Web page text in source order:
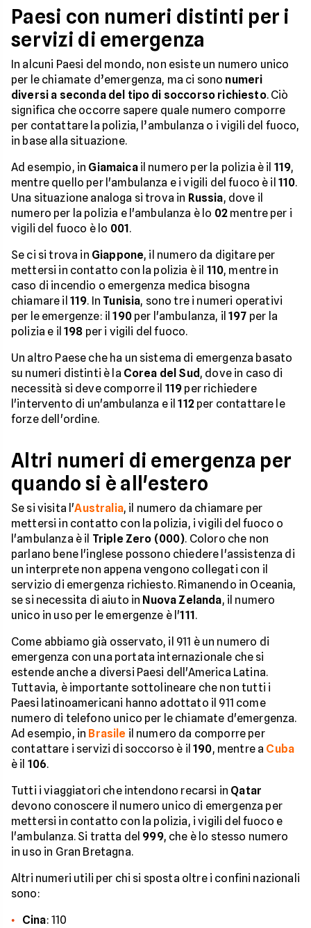
Paesi con numeri distinti per i
servizi di emergenza
In alcuni Paesi del mondo, non esiste un numero unico
per le chiamate d’emergenza, ma ci sono numeri
diversi a seconda del tipo di soccorso richiesto. Ciò
significa che occorre sapere quale numero comporre
per contattare la polizia, l’ambulanza o i vigili del fuoco,
in base alla situazione.
Ad esempio, in Giamaicail numero per la polizia è il 119,
mentre quello per l'ambulanza e i vigili del fuoco è il 110.
Una situazione analoga si trova in Russia, dove il
numero per la polizia e l'ambulanza è lo 02mentre per i
vigili del fuoco è lo 001 .
Se ci si trova in Giappone, il numero da digitare per
mettersi in contatto con la polizia è il 110, mentre in
caso di incendio o emergenza medica bisogna
chiamare il 119. In Tunisia, sono tre i numeri operativi
per le emergenze: il190per l'ambulanza, il197 per la
polizia e il198 per i vigili del fuoco.
Un altro Paese che ha un sistema di emergenza basato
su numeri distinti è la Corea del Sud , dove in caso di
necessità si deve comporre il 119 per richiedere
l'intervento di un'ambulanza e il112per contattare le
forze dell'ordine.
Altri numeri di emergenza per
quando si è all'estero
Se si visita l'Australia, il numero da chiamare per
mettersi in contatto con la polizia, i vigili del fuoco o
l'ambulanza è il Triple Zero (000). Coloro che non
parlano bene l'inglese possono chiedere l'assistenza di
un interprete non appena vengono collegati con il
servizio di emergenza richiesto. Rimanendo in Oceania,
se si necessita di aiuto in Nuova Zelanda, il numero
unico in uso per le emergenze è l'111 .
Come abbiamo già osservato, il 911 è un numero di
emergenza con una portata internazionale che si
estende anche a diversi Paesi dell'America Latina.
Tuttavia, è importante sottolineare che non tutti i
Paesi latinoamericani hanno adottato il 911 come
numero di telefono unico per le chiamate d'emergenza.
Ad esempio, in Brasile il numero da comporre per
contattare i servizi di soccorso è il190, mentre a Cuba
è il 106.
Tutti i viaggiatori che intendono recarsi in Qatar
devono conoscere il numero unico di emergenza per
mettersi in contatto con la polizia, i vigili del fuoco e
l'ambulanza. Si tratta del 999, che è lo stesso numero
in uso in Gran Bretagna.
Altri numeri utili per chi si sposta oltre i confini nazionali
sono:
Cina: 110